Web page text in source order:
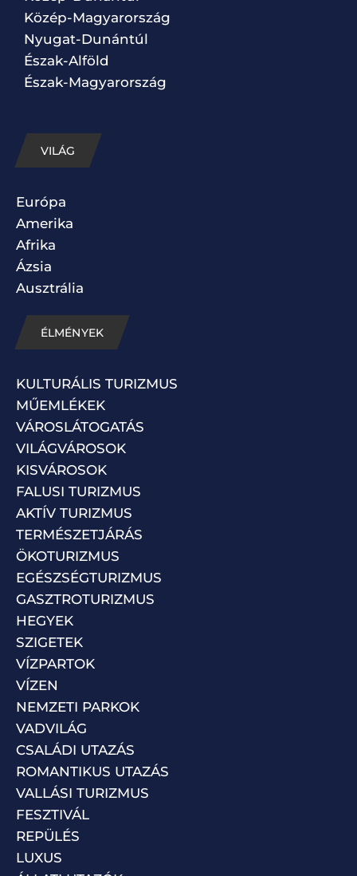
Közép-Magyarország
Nyugat-Dunántúl
Észak-Alföld
Észak-Magyarország
VILÁG
Európa
Amerika
Afrika
Ázsia
Ausztrália
ÉLMÉNYEK
KULTURÁLIS TURIZMUS
MŰEMLÉKEK
VÁROSLÁTOGATÁS
VILÁGVÁROSOK
KISVÁROSOK
FALUSI TURIZMUS
AKTÍV TURIZMUS
TERMÉSZETJÁRÁS
ÖKOTURIZMUS
EGÉSZSÉGTURIZMUS
GASZTROTURIZMUS
HEGYEK
SZIGETEK
VÍZPARTOK
VÍZEN
NEMZETI PARKOK
VADVILÁG
CSALÁDI UTAZÁS
ROMANTIKUS UTAZÁS
VALLÁSI TURIZMUS
FESZTIVÁL
REPÜLÉS
LUXUS